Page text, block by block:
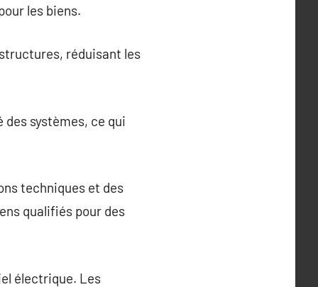
les biens.
réduisant les
systèmes, ce qui
techniques et des
qualifiés pour des
électrique. Les